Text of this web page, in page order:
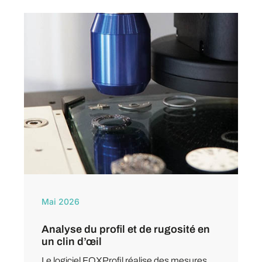
Mai 2026
Analyse du profil et de rugosité en
un clin d’œil